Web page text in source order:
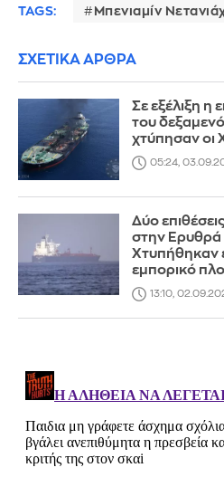
TAGS: Μπενιαμίν
ΣΧΕΤΙΚΑ ΑΡΘΡΑ
Σε εξέλιξη η
του
χτύπησαν οι
05:24,
Δύο
στην
Χτυπήθηκαν
εμπορικό
13:10,